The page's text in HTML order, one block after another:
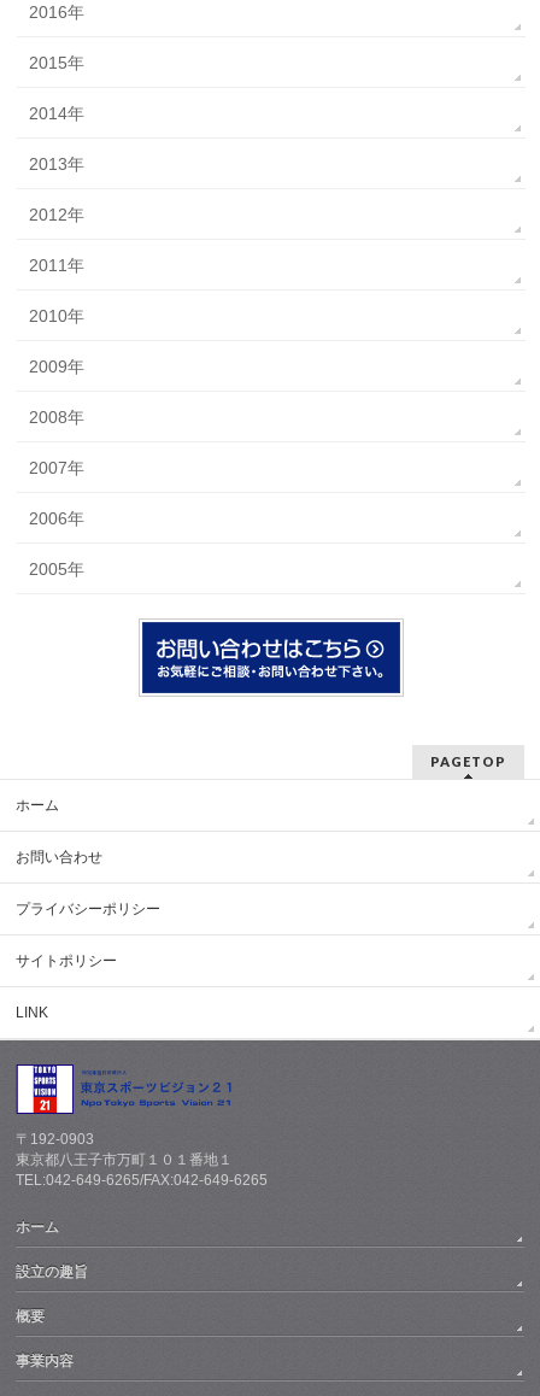
2016年
2015年
2014年
2013年
2012年
2011年
2010年
2009年
2008年
2007年
2006年
2005年
PAGETOP
ホーム
お問い合わせ
プライバシーポリシー
サイトポリシー
LINK
〒192-0903
東京都八王子市万町１０１番地１
TEL:042-649-6265/FAX:042-649-6265
ホーム
設立の趣旨
概要
事業内容